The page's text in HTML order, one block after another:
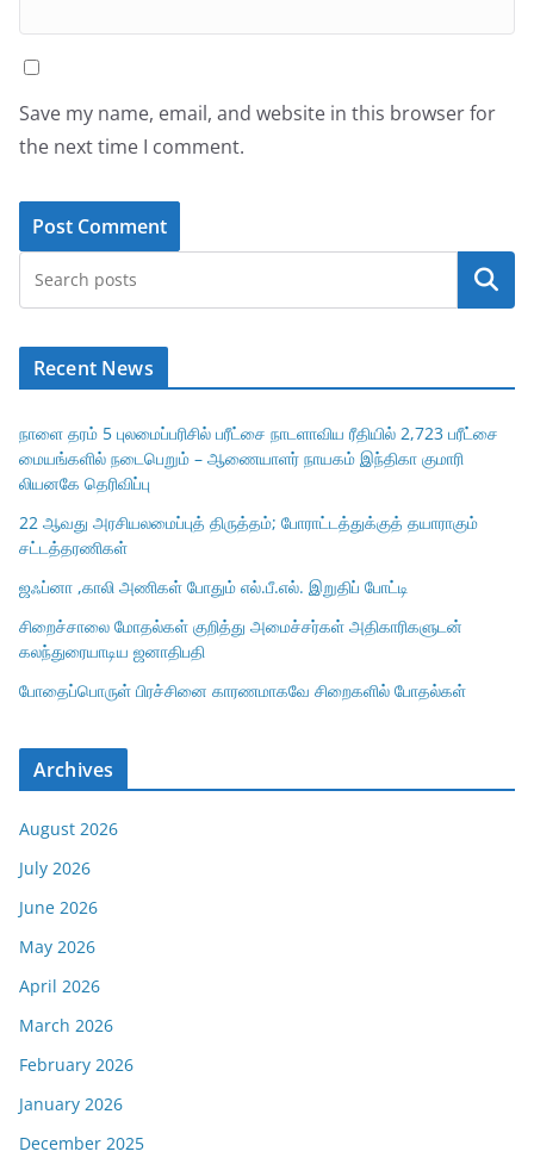
Save my name, email, and website in this browser for
the next time I comment.
Search
Recent News
நாளை தரம் 5 புலமைப்பரிசில் பரீட்சை நாடளாவிய ரீதியில் 2,723 பரீட்சை
மையங்களில் நடைபெறும் – ஆணையாளர் நாயகம் இந்திகா குமாரி
லியனகே தெரிவிப்பு
22 ஆவது அரசியலமைப்புத் திருத்தம்; போராட்டத்துக்குத் தயாராகும்
சட்டத்தரணிகள்
ஜஃப்னா ,காலி அணிகள் போதும் எல்.பீ.எல். இறுதிப் போட்டி
சிறைச்சாலை மோதல்கள் குறித்து அமைச்சர்கள் அதிகாரிகளுடன்
கலந்துரையாடிய ஜனாதிபதி
போதைப்பொருள் பிரச்சினை காரணமாகவே சிறைகளில் போதல்கள்
Archives
August 2026
July 2026
June 2026
May 2026
April 2026
March 2026
February 2026
January 2026
December 2025